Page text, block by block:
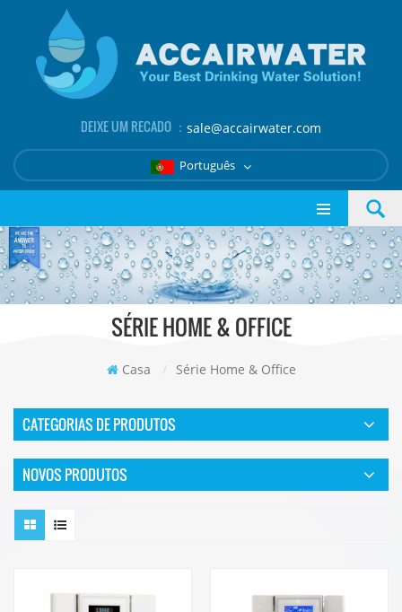
DEIXE UM RECADO ： sale@accairwater.com
Português
SÉRIE HOME & OFFICE
Casa / Série Home & Office
CATEGORIAS DE PRODUTOS
NOVOS PRODUTOS